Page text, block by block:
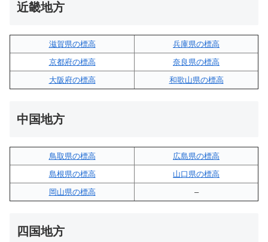
近畿地方
滋賀県の標高
兵庫県の標高
京都府の標高
奈良県の標高
大阪府の標高
和歌山県の標高
中国地方
鳥取県の標高
広島県の標高
島根県の標高
山口県の標高
岡山県の標高
–
四国地方